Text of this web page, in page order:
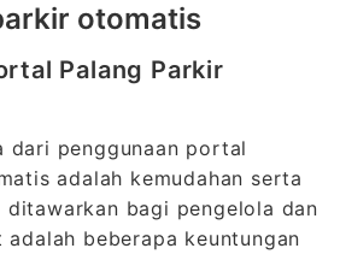
otomatis
Palang Parkir
dari penggunaan portal
adalah kemudahan serta
ditawarkan bagi pengelola dan
adalah beberapa keuntungan